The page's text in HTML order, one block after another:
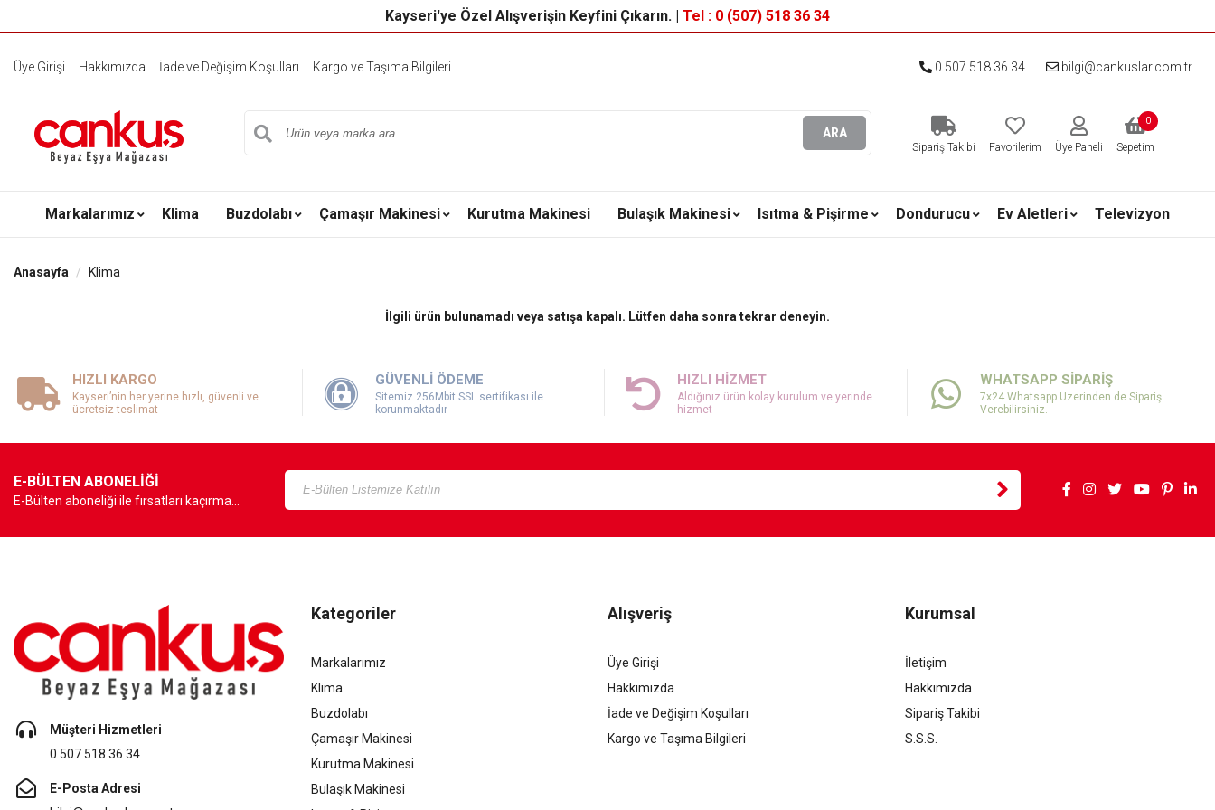
Kayseri'ye Özel Alışverişin Keyfini Çıkarın. | Tel : 0 (507) 518 36 34
Üye Girişi Hakkımızda İade ve Değişim Koşulları Kargo ve Taşıma Bilgileri 0 507 518 36 34 bilgi@cankuslar.com.tr
ARA
Sipariş Takibi Favorilerim Üye Paneli Sepetim
0
Markalarımız Klima Buzdolabı Çamaşır Makinesi Kurutma Makinesi Bulaşık Makinesi Isıtma & Pişirme Dondurucu Ev Aletleri Televizyon
Anasayfa Klima
İlgili ürün bulunamadı veya satışa kapalı. Lütfen daha sonra tekrar deneyin.
HIZLI KARGO
Kayseri’nin her yerine hızlı, güvenli ve
ücretsiz teslimat
GÜVENLİ ÖDEME
Sitemiz 256Mbit SSL sertifikası ile
korunmaktadır
HIZLI HİZMET
Aldığınız ürün kolay kurulum ve yerinde
hizmet
WHATSAPP SİPARİŞ
7x24 Whatsapp Üzerinden de Sipariş
Verebilirsiniz.
E-BÜLTEN ABONELİĞİ
E-Bülten aboneliği ile fırsatları kaçırma...
Müşteri Hizmetleri
0 507 518 36 34
E-Posta Adresi
Kategoriler
Markalarımız
Klima
Buzdolabı
Çamaşır Makinesi
Kurutma Makinesi
Bulaşık Makinesi
Alışveriş
Üye Girişi
Hakkımızda
İade ve Değişim Koşulları
Kargo ve Taşıma Bilgileri
Kurumsal
İletişim
Hakkımızda
Sipariş Takibi
S.S.S.